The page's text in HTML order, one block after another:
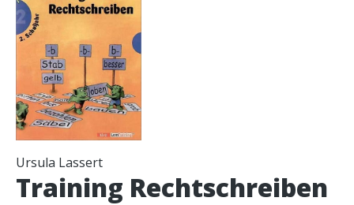
Ursula Lassert
Training Rechtschreiben